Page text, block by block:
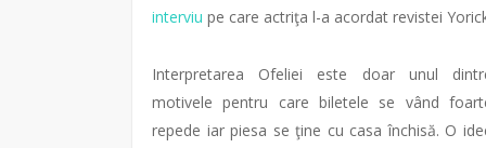
interviu pe care actriţa l-a acordat revistei
Interpretarea Ofeliei este doar unul
motivele pentru care biletele se vând
repede iar piesa se ţine cu casa închisă. O